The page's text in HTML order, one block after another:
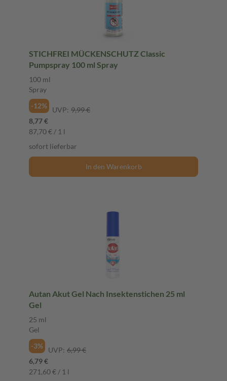
STICHFREI MÜCKENSCHUTZ Classic
Pumpspray 100 ml Spray
100 ml
Spray
-12%
UVP: 9,99 €
8,77 €
87,70 € / 1 l
sofort lieferbar
In den Warenkorb
Autan Akut Gel Nach Insektenstichen 25 ml
Gel
25 ml
Gel
-3%
UVP: 6,99 €
6,79 €
271,60 € / 1 l